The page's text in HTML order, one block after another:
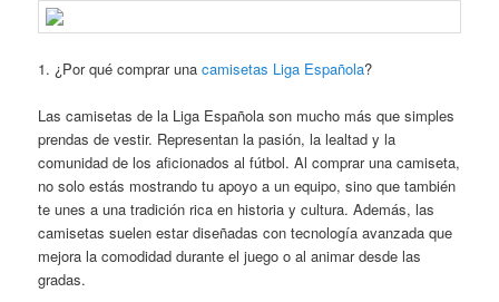
1. ¿Por qué comprar unacamisetas Liga Española?
Las camisetas de la Liga Española son mucho más que simples
prendas de vestir. Representan la pasión, la lealtad y la
comunidad de los aficionados al fútbol. Al comprar una camiseta,
no solo estás mostrando tu apoyo a un equipo, sino que también
te unes a una tradición rica en historia y cultura. Además, las
camisetas suelen estar diseñadas con tecnología avanzada que
mejora la comodidad durante el juego o al animar desde las
gradas.